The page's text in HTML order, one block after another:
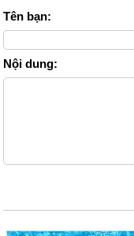
Tên bạn:
Nội dung: